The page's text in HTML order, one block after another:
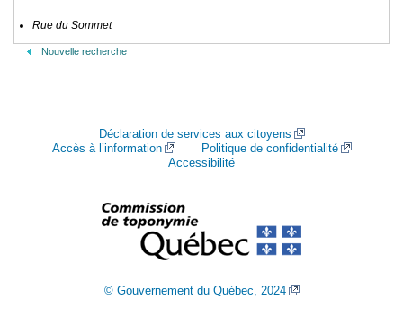
Rue du Sommet
Nouvelle recherche
Déclaration de services aux citoyens
Accès à l’information
Politique de confidentialité
Accessibilité
© Gouvernement du Québec, 2024